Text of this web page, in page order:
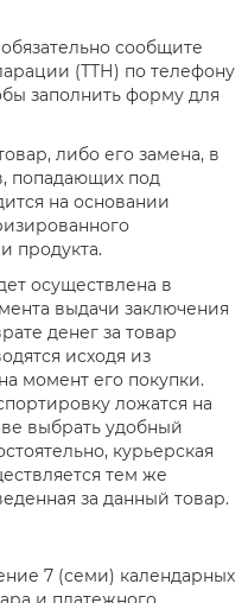
сообщите
(ТТН) по телефону
заполнить форму для
либо его замена, в
попадающих под
на основании
продукта.
осуществлена в
выдачи заключения
денег за товар
исходя из
момент его покупки.
ложатся на
выбрать удобный
курьерская
тем же
за данный товар.
7 (семи) календарных